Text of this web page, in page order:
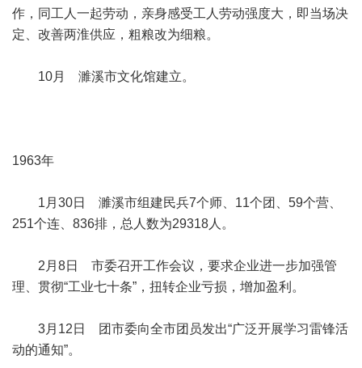
作，同工人一起劳动，亲身感受工人劳动强度大，即当场决
定、改善两淮供应，粗粮改为细粮。
10月 濉溪市文化馆建立。
1963年
1月30日 濉溪市组建民兵7个师、11个团、59个营、
251个连、836排，总人数为29318人。
2月8日 市委召开工作会议，要求企业进一步加强管
理、贯彻“工业七十条”，扭转企业亏损，增加盈利。
3月12日 团市委向全市团员发出“广泛开展学习雷锋活
动的通知”。